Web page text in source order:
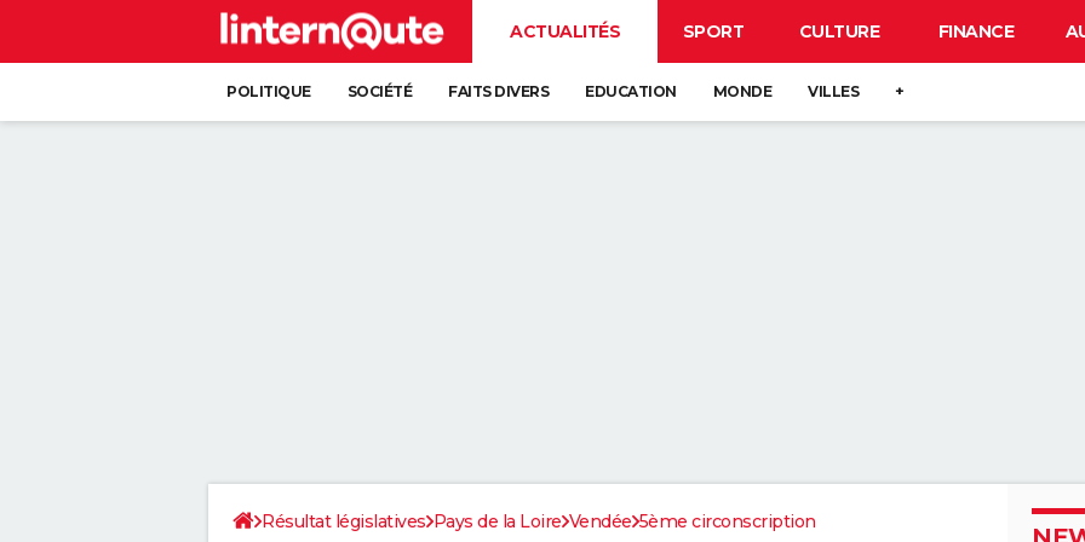
ACTUALITÉS SPORT CULTURE FINANCE
POLITIQUE SOCIÉTÉ FAITS DIVERS EDUCATION MONDE VILLES +
Résultat législatives Pays de la Loire Vendée 5ème circonscription